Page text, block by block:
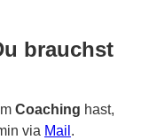
brauchst
Coaching hast,
via Mail .